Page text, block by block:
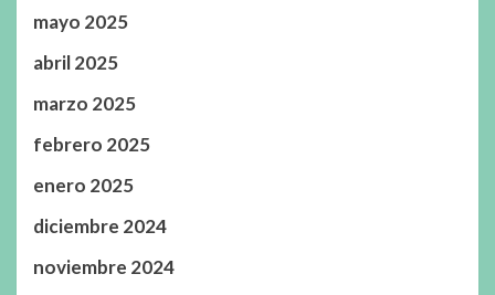
mayo 2025
abril 2025
marzo 2025
febrero 2025
enero 2025
diciembre 2024
noviembre 2024